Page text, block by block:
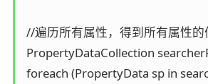
//遍历所有属性，得到所有属性的
PropertyDataCollection
foreach (PropertyData sp in